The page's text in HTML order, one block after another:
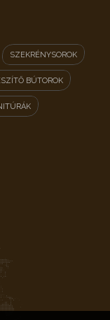
SZEKRÉNYSOROK
BÚTOROK